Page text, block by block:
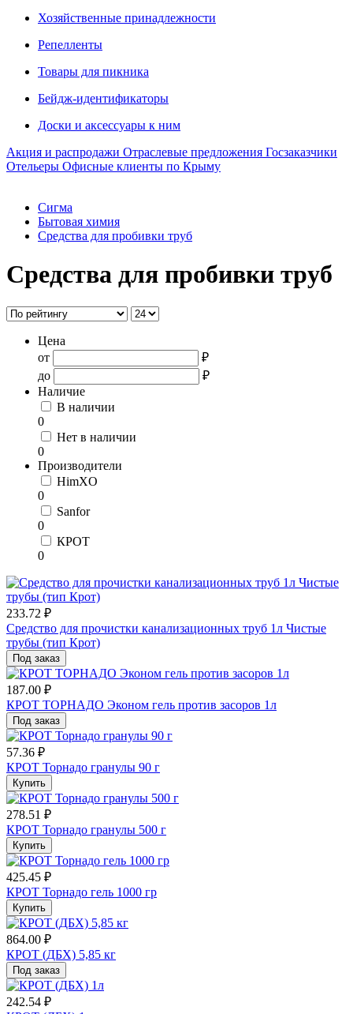
Хозяйственные принадлежности
Репелленты
Товары для пикника
Бейдж-идентификаторы
Доски и аксессуары к ним
Акция и распродажи Отраслевые предложения Госзаказчики
Отельеры Офисные клиенты по Крыму
Сигма
Бытовая химия
Средства для пробивки труб
Средства для пробивки труб
Цена
от
₽
до
₽
Наличие
В наличии
0
Нет в наличии
0
Производители
HimXO
0
Sanfor
0
КРОТ
0
233.72 ₽
Средство для прочистки канализационных труб 1л Чистые
трубы (тип Крот)
Под заказ
187.00 ₽
КРОТ ТОРНАДО Эконом гель против засоров 1л
Под заказ
57.36 ₽
КРОТ Торнадо гранулы 90 г
Купить
278.51 ₽
КРОТ Торнадо гранулы 500 г
Купить
425.45 ₽
КРОТ Торнадо гель 1000 гр
Купить
864.00 ₽
КРОТ (ДБХ) 5,85 кг
Под заказ
242.54 ₽